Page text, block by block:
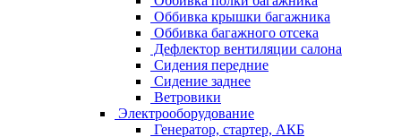
Оббивка крышки багажника
Оббивка багажного отсека
Дефлектор вентиляции салона
Сидения передние
Сидение заднее
Ветровики
Электрооборудование
Генератор, стартер, АКБ